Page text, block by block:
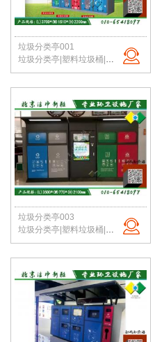
垃圾分类亭001
垃圾分类亭|塑料垃圾桶|户外垃圾站|公园垃圾桶|学校分类垃圾亭|北京垃圾桶厂家
垃圾分类亭003
垃圾分类亭|塑料垃圾桶|户外垃圾站|公园垃圾桶|学校分类垃圾亭|北京垃圾桶厂家